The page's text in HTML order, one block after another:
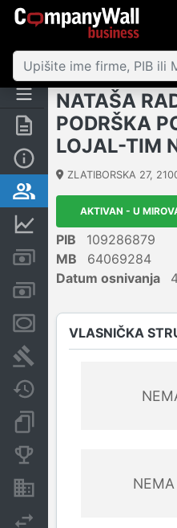
Rezime
Osnovni podaci
Finansijski podaci
Kreditni limit kompanije
Menice i zaloge
Nekretnine i imovina
NATAŠA
PODRŠKA
LOJAL-TIM
ZLATIBORSKA 27,
AKTIVAN - U
PIB
109286879
MB
64069284
Datum osnivanja
VLASNIČKA
NEMA